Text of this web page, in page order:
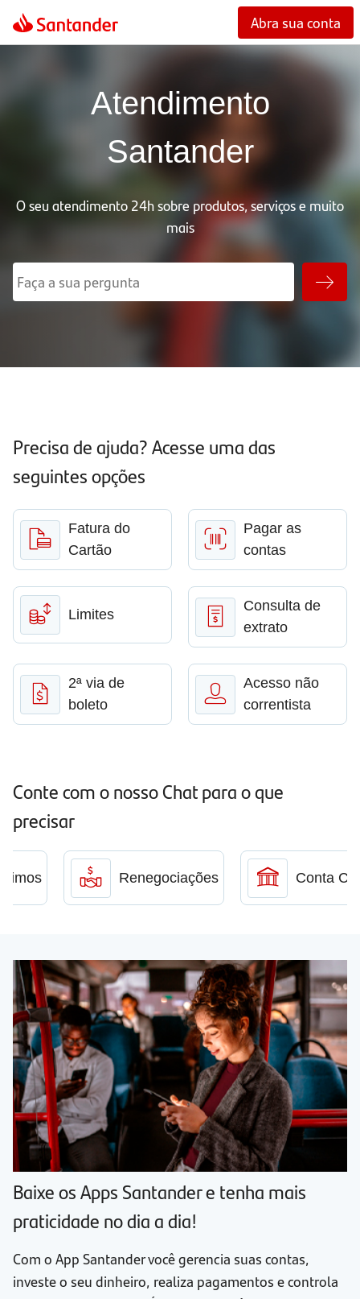
Abra sua conta
Atendimento
Santander
O seu atendimento 24h sobre produtos, serviços e muito
mais
Precisa de ajuda? Acesse uma das
seguintes opções
Fatura do
Cartão
Pagar as
contas
Limites
Consulta de
extrato
2ª via de
boleto
Acesso não
correntista
Conte com o nosso Chat para o que
precisar
Renegociações Conta
Baixe os Apps Santander e tenha mais
praticidade no dia a dia!
Com o App Santander você gerencia suas contas,
investe o seu dinheiro, realiza pagamentos e controla